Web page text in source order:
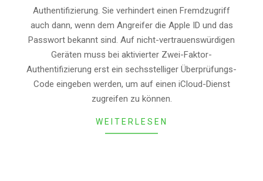
Authentifizierung. Sie verhindert einen Fremdzugriff
auch dann, wenn dem Angreifer die Apple ID und das
Passwort bekannt sind. Auf nicht-vertrauenswürdigen
Geräten muss bei aktivierter Zwei-Faktor-
Authentifizierung erst ein sechsstelliger Überprüfungs-
Code eingeben werden, um auf einen iCloud-Dienst
zugreifen zu können.
WEITERLESEN